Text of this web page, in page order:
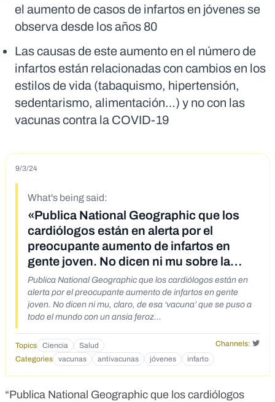
el aumento de casos de infartos en jóvenes se
observa desde los años 80
Las causas de este aumento en el número de
infartos están relacionadas con cambios en los
estilos de vida (tabaquismo, hipertensión,
sedentarismo, alimentación…) y no con las
vacunas contra la COVID-19
9/3/24
What's being said:
«Publica National Geographic que los
cardiólogos están en alerta por el
preocupante aumento de infartos en
gente joven. No dicen ni mu sobre la
vacuna COVID-19»
Publica National Geographic que los cardiólogos están en
alerta por el preocupante aumento de infartos en gente
joven. No dicen ni mu, claro, de esa ‘vacuna’ que se puso a
todo el mundo con un ansia feroz
Topics Ciencia Salud
Channels:
Categories
vacunas antivacunas jóvenes infarto
“Publica National Geographic que los cardiólogos